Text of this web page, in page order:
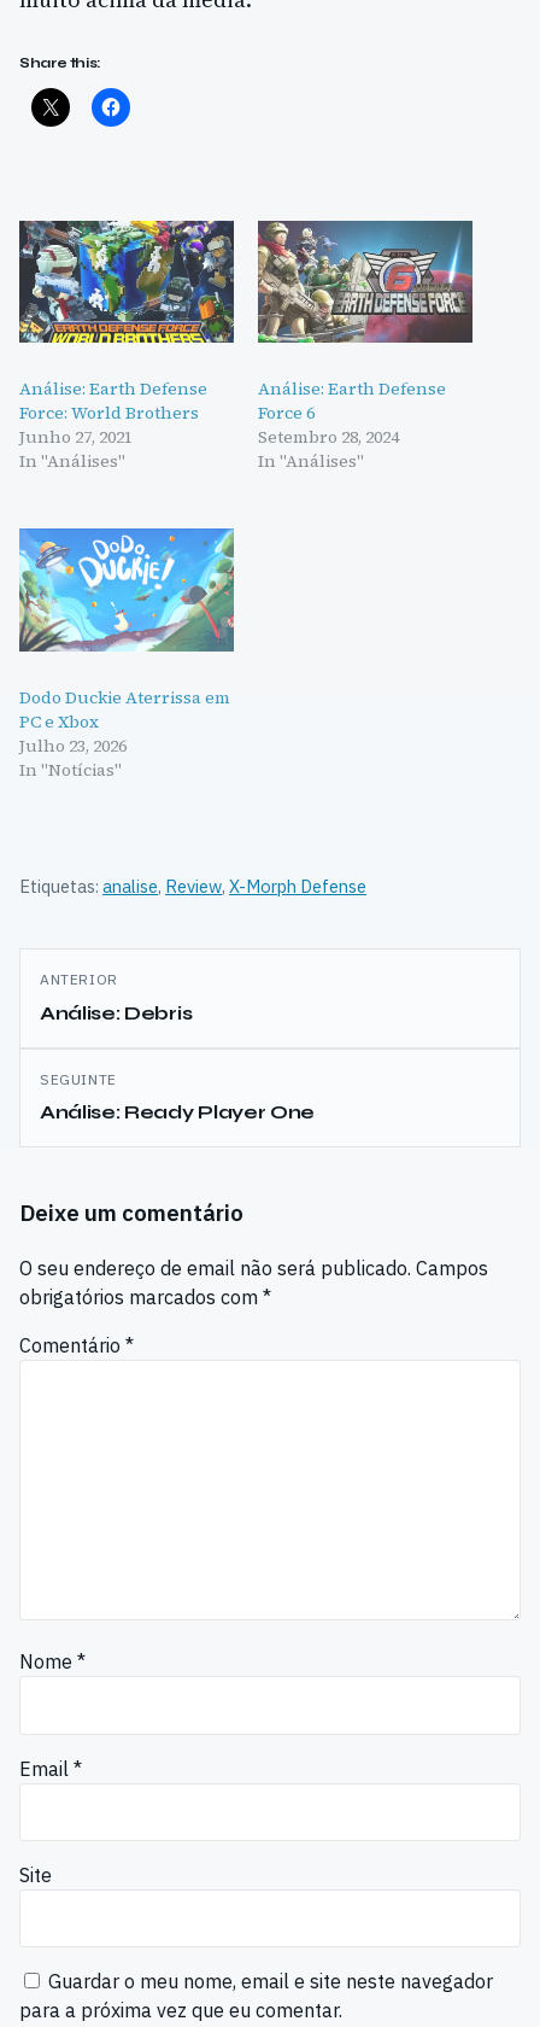
Share this:
Análise: Earth Defense
Force: World Brothers
Junho 27, 2021
In "Análises"
Análise: Earth Defense
Force 6
Setembro 28, 2024
In "Análises"
Dodo Duckie Aterrissa em
PC e Xbox
Julho 23, 2026
In "Notícias"
Etiquetas: analise, Review, X-Morph Defense
Navegação
de
artigos
ANTERIOR
Análise: Debris
SEGUINTE
Análise: Ready Player One
Deixe um comentário
O seu endereço de email não será publicado. Campos
obrigatórios marcados com *
Comentário *
Nome *
Email *
Site
Guardar o meu nome, email e site neste navegador
para a próxima vez que eu comentar.